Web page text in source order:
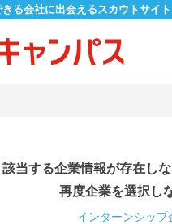
る会社に出会えるスカウトサイト
該当する企業情報が存在し
再度企業を選択し
インターンシップ